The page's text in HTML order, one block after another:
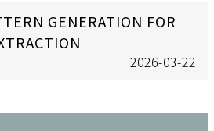
GENERATION FOR
2026-03-22